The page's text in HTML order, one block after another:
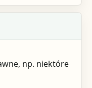
np. niektóre